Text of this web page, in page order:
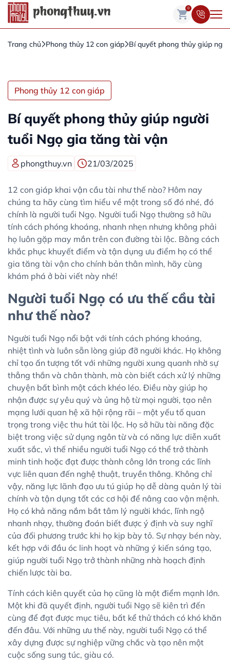
0
Trang chủ Phong thủy 12 con giáp Bí quyết phong thủy giúp
Phong thủy 12 con giáp
Bí quyết phong thủy giúp người
tuổi Ngọ gia tăng tài vận
phongthuy.vn 21/03/2025
12 con giáp khai vận cầu tài như thế nào? Hôm nay
chúng ta hãy cùng tìm hiểu về một trong số đó nhé, đó
chính là người tuổi Ngọ. Người tuổi Ngọ thường sở hữu
tính cách phóng khoáng, nhanh nhẹn nhưng không phải
họ luôn gặp may mắn trên con đường tài lộc. Bằng cách
khắc phục khuyết điểm và tận dụng ưu điểm họ có thể
gia tăng tài vận cho chính bản thân mình, hãy cùng
khám phá ở bài viết này nhé!
Người tuổi Ngọ có ưu thế cầu tài
như thế nào?
Người tuổi Ngọ nổi bật với tính cách phóng khoáng,
nhiệt tình và luôn sẵn lòng giúp đỡ người khác. Họ không
chỉ tạo ấn tượng tốt với những người xung quanh nhờ sự
thẳng thắn và chân thành, mà còn biết cách xử lý những
chuyện bất bình một cách khéo léo. Điều này giúp họ
nhận được sự yêu quý và ủng hộ từ mọi người, tạo nên
mạng lưới quan hệ xã hội rộng rãi – một yếu tố quan
trọng trong việc thu hút tài lộc. Họ sở hữu tài năng đặc
biệt trong việc sử dụng ngôn từ và có năng lực diễn xuất
xuất sắc, vì thế nhiều người tuổi Ngọ có thể trở thành
minh tinh hoặc đạt được thành công lớn trong các lĩnh
vực liên quan đến nghệ thuật, truyền thông. Không chỉ
vậy, năng lực lãnh đạo ưu tú giúp họ dễ dàng quản lý tài
chính và tận dụng tốt các cơ hội để nâng cao vận mệnh.
Họ có khả năng nắm bắt tâm lý người khác, lĩnh ngộ
nhanh nhạy, thường đoán biết được ý định và suy nghĩ
của đối phương trước khi họ kịp bày tỏ. Sự nhạy bén này,
kết hợp với đầu óc linh hoạt và những ý kiến sáng tạo,
giúp người tuổi Ngọ trở thành những nhà hoạch định
chiến lược tài ba.
Tính cách kiên quyết của họ cũng là một điểm mạnh lớn.
Một khi đã quyết định, người tuổi Ngọ sẽ kiên trì đến
cùng để đạt được mục tiêu, bất kể thử thách có khó khăn
đến đâu. Với những ưu thế này, người tuổi Ngọ có thể
xây dựng được sự nghiệp vững chắc và tạo nên một
cuộc sống sung túc, giàu có.